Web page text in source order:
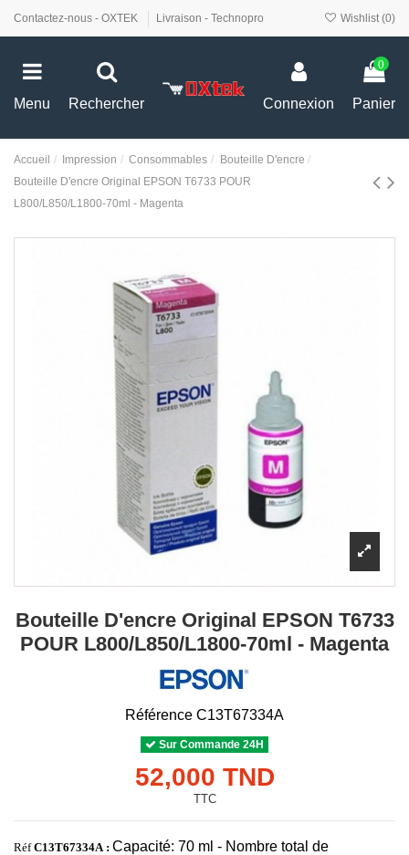
Contactez-nous - OXTEK Livraison - Technopro Wishlist (0)
Menu Rechercher Connexion
0
Panier
Accueil Impression Consommables
Bouteille D'encre
Bouteille D'encre Original EPSON T6733 POUR
L800/L850/L1800-70ml - Magenta
Bouteille D'encre Original EPSON T6733
POUR L800/L850/L1800-70ml - Magenta
Référence C13T67334A
Sur Commande 24H
52,000 TND
TTC
RéfC13T67334A : Capacité: 70 ml - Nombre total de